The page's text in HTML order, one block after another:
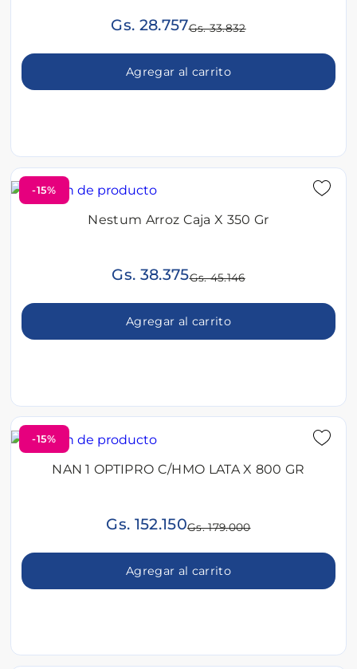
Gs. 28.757Gs. 33.832
Agregar al carrito
-15%
Nestum Arroz Caja X 350 Gr
Gs. 38.375Gs. 45.146
Agregar al carrito
-15%
NAN 1 OPTIPRO C/HMO LATA X 800 GR
Gs. 152.150Gs. 179.000
Agregar al carrito